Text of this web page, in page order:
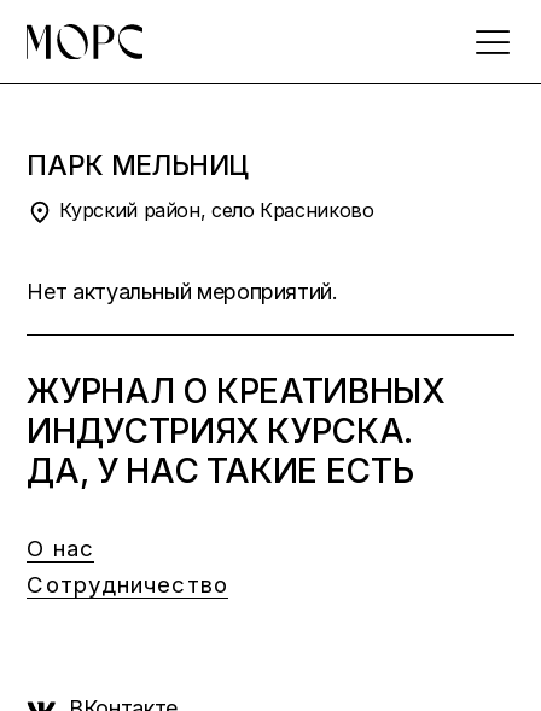
the
ПАРК МЕЛЬНИЦ
Курский район, село Красниково
Нет актуальный мероприятий.
ЖУРНАЛ О КРЕАТИВНЫХ
ИНДУСТРИЯХ КУРСКА.
ДА, У НАС ТАКИЕ ЕСТЬ
О нас
Сотрудничество